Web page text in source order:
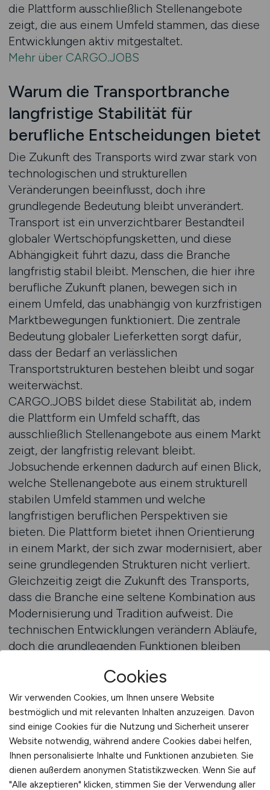
die Plattform ausschließlich Stellenangebote
zeigt, die aus einem Umfeld stammen, das diese
Entwicklungen aktiv mitgestaltet.
Mehr über CARGO.JOBS
Warum die Transportbranche
langfristige Stabilität für
berufliche Entscheidungen bietet
Die Zukunft des Transports wird zwar stark von
technologischen und strukturellen
Veränderungen beeinflusst, doch ihre
grundlegende Bedeutung bleibt unverändert.
Transport ist ein unverzichtbarer Bestandteil
globaler Wertschöpfungsketten, und diese
Abhängigkeit führt dazu, dass die Branche
langfristig stabil bleibt. Menschen, die hier ihre
berufliche Zukunft planen, bewegen sich in
einem Umfeld, das unabhängig von kurzfristigen
Marktbewegungen funktioniert. Die zentrale
Bedeutung globaler Lieferketten sorgt dafür,
dass der Bedarf an verlässlichen
Transportstrukturen bestehen bleibt und sogar
weiterwächst.
CARGO.JOBS bildet diese Stabilität ab, indem
die Plattform ein Umfeld schafft, das
ausschließlich Stellenangebote aus einem Markt
zeigt, der langfristig relevant bleibt.
Jobsuchende erkennen dadurch auf einen Blick,
welche Stellenangebote aus einem strukturell
stabilen Umfeld stammen und welche
langfristigen beruflichen Perspektiven sie
bieten. Die Plattform bietet ihnen Orientierung
in einem Markt, der sich zwar modernisiert, aber
seine grundlegenden Strukturen nicht verliert.
Gleichzeitig zeigt die Zukunft des Transports,
dass die Branche eine seltene Kombination aus
Modernisierung und Tradition aufweist. Die
technischen Entwicklungen verändern Abläufe,
doch die grundlegenden Funktionen bleiben
Transportsektor zu einer der wenigen
Branchen, die sowohl Stabilität als auch
kontinuierliche Weiterentwicklung vereinen.
Menschen entdecken hier ein berufliches
Umfeld, das langfristige Perspektiven bietet und
gleichzeitig genügend Raum für Veränderung
lässt. CARGO.JOBS zeigt diese Struktur klar und
Cookies
Wir verwenden Cookies, um Ihnen unsere Website
bestmöglich und mit relevanten Inhalten anzuzeigen. Davon
sind einige Cookies für die Nutzung und Sicherheit unserer
Website notwendig, während andere Cookies dabei helfen,
Ihnen personalisierte Inhalte und Funktionen anzubieten. Sie
dienen außerdem anonymen Statistikzwecken. Wenn Sie auf
"Alle akzeptieren" klicken, stimmen Sie der Verwendung aller